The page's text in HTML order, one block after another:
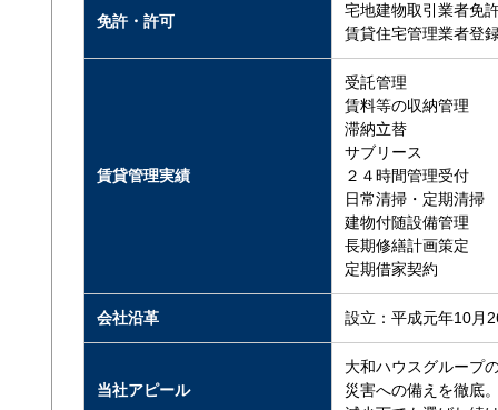
免許・許可
宅地建物取引業者免
賃貸住宅管理業者登
賃貸管理実績
受託管理
賃料等の収納管理
滞納立替
サブリース
２４時間管理受付
日常清掃・定期清掃
建物付随設備管理
長期修繕計画策定
定期借家契約
会社沿革 設立：平成元年10月
当社アピール
大和ハウスグループ
災害への備えを徹底